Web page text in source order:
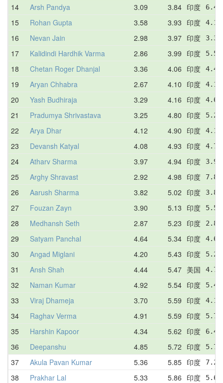
14 Arsh Pandya 3.09 3.84 印度
15 Rohan Gupta 3.58 3.93 印度
16 Nevan Jain 2.98 3.97 印度
17 Kalidindi Hardhik Varma 2.86 3.99 印度
18 Chetan Roger Dhanjal 3.36 4.06 印度
19 Aryan Chhabra 2.67 4.10 印度
20 Yash Budhiraja 3.29 4.16 印度
21 Pradumya Shrivastava 3.25 4.80 印度
22 Arya Dhar 4.12 4.90 印度
23 Devansh Katyal 4.08 4.93 印度
24 Atharv Sharma 3.97 4.94 印度
25 Arghy Shravast 2.92 4.98 印度
26 Aarush Sharma 3.82 5.02 印度
27 Fouzan Zayn 3.90 5.13 印度
28 Medhansh Seth 2.87 5.23 印度
29 Satyam Panchal 4.64 5.34 印度
30 Angad Miglani 4.20 5.43 印度
31 Ansh Shah 4.44 5.47 美国
32 Naman Kumar 4.92 5.54 印度
33 Viraj Dhameja 3.70 5.59 印度
34 Raghav Verma 4.91 5.59 印度
35 Harshin Kapoor 4.34 5.62 印度
36 Deepanshu 4.85 5.72 印度
37 Akula Pavan Kumar 5.36 5.85 印度
38 Prakhar Lal 5.33 5.86 印度